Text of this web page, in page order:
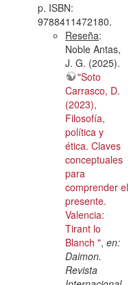
p. ISBN:
9788411472180.
Reseña:
Noble Antas,
J. G. (2025).
"Soto
Carrasco, D.
(2023),
Filosofía,
política y
ética. Claves
conceptuales
para
comprender el
presente.
Valencia:
Tirant lo
Blanch ", en:
Daimon.
Revista